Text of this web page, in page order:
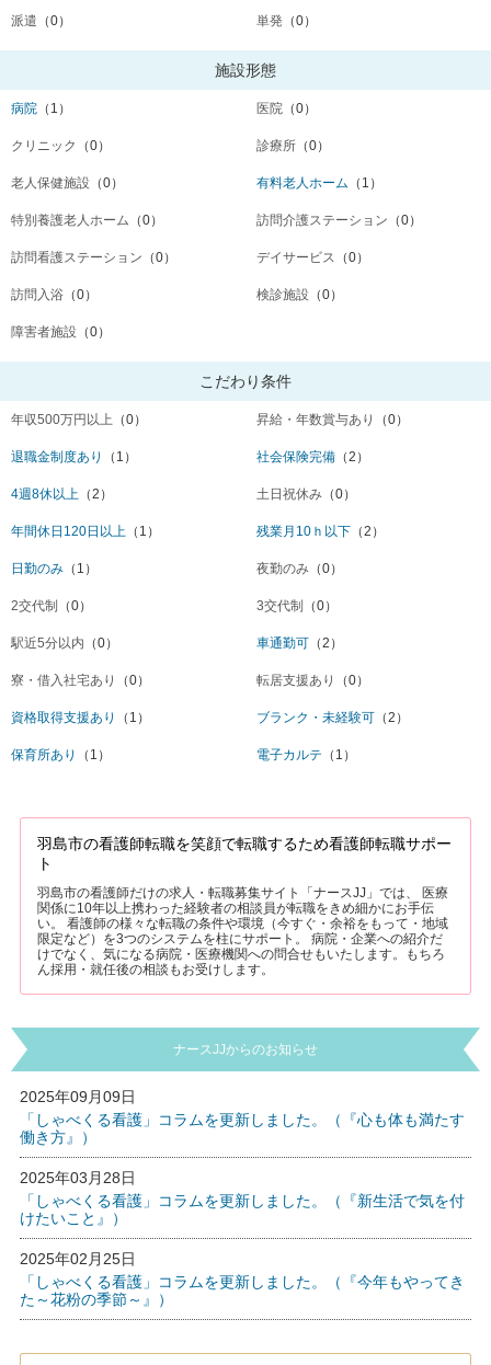
派遣 （0） 単発 （0）
施設形態
病院 （1） 医院 （0）
クリニック （0） 診療所 （0）
老人保健施設 （0） 有料老人ホーム （1）
特別養護老人ホーム （0） 訪問介護ステーション （0）
訪問看護ステーション （0） デイサービス （0）
訪問入浴 （0） 検診施設 （0）
障害者施設 （0）
こだわり条件
年収500万円以上 （0） 昇給・年数賞与あり （0）
退職金制度あり （1） 社会保険完備 （2）
4週8休以上 （2） 土日祝休み （0）
年間休日120日以上 （1） 残業月10ｈ以下 （2）
日勤のみ （1） 夜勤のみ （0）
2交代制 （0） 3交代制 （0）
駅近5分以内 （0） 車通勤可 （2）
寮・借入社宅あり （0） 転居支援あり （0）
資格取得支援あり （1） ブランク・未経験可 （2）
保育所あり （1） 電子カルテ （1）
羽島市の看護師転職を笑顔で転職するため看護師転職サポー
ト
羽島市の看護師だけの求人・転職募集サイト「ナースJJ」では、 医療
関係に10年以上携わった経験者の相談員が転職をきめ細かにお手伝
い。 看護師の様々な転職の条件や環境（今すぐ・余裕をもって・地域
限定など）を3つのシステムを柱にサポート。 病院・企業への紹介だ
けでなく、気になる病院・医療機関への問合せもいたします。もちろ
ん採用・就任後の相談もお受けします。
ナースJJからのお知らせ
2025年09月09日
「しゃべくる看護」コラムを更新しました。（『心も体も満たす
働き方』）
2025年03月28日
「しゃべくる看護」コラムを更新しました。（『新生活で気を付
けたいこと』）
2025年02月25日
「しゃべくる看護」コラムを更新しました。（『今年もやってき
た～花粉の季節～』）